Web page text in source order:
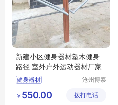
新建小区健身器材塑木健身
路径 室外户外运动器材厂家
健身器材
塑木健身路径
沧州博泰
有限公司
￥ 550.00 拨打电话